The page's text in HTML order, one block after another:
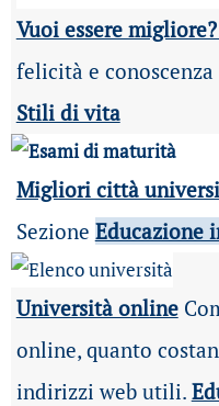
Vuoi essere migliore?
felicità e conoscenza
Stili di vita
Migliori città
Sezione Educazione
Università online
online, quanto
indirizzi web utili.